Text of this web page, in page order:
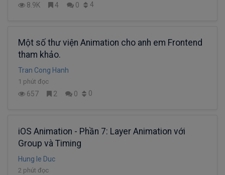
8.9K 4 0 4
Một số thư viện Animation cho anh em Frontend
tham khảo.
Tran Cong Hanh
1 phút đọc
657 2 0 0
iOS Animation - Phần 7: Layer Animation với
Group và Timing
Hung le Duc
2 phút đọc